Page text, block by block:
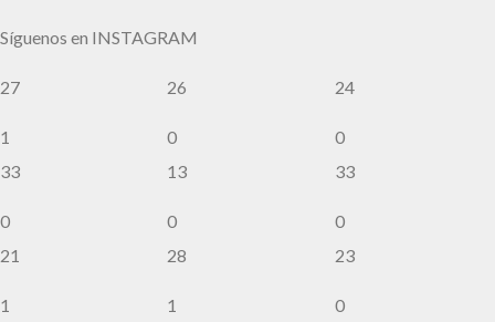
Síguenos en INSTAGRAM
27
1
26
0
24
0
33
0
13
0
33
0
21
1
28
1
23
0